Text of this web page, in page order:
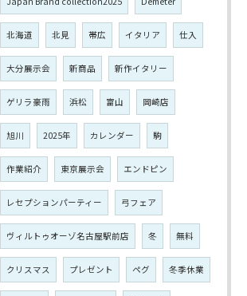
北海道 北見 帯広 イタリア 仕入
大分展示会 新商品 新作イタリー
ゲリラ豪雨 浜松 富山 岡崎店
旭川 2025年 カレンダー 駒
作業紹介 東京展示会 エンドピン
レセプションパーティー 弓フェア
ヴィルトゥオーゾ名古屋駅前店 冬 無料
クリスマス プレゼント ペグ 冬季休業